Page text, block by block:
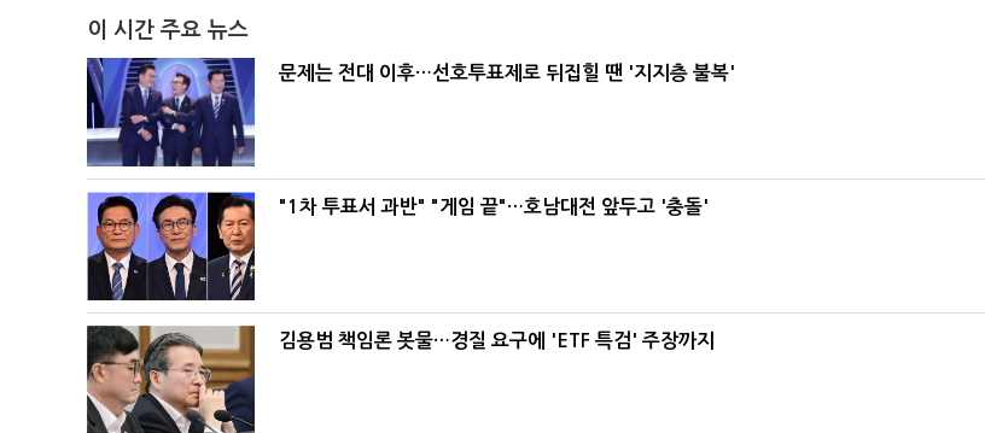
이 시간 주요 뉴스
문제는 전대 이후…선호투표제로 뒤집힐 땐 '지지층 불복'
"1차 투표서 과반" "게임 끝"…호남대전 앞두고 '충돌'
김용범 책임론 봇물…경질 요구에 'ETF 특검' 주장까지